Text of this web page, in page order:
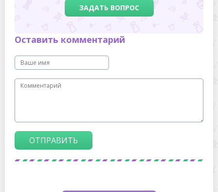
ЗАДАТЬ ВОПРОС
Оставить комментарий
ОТПРАВИТЬ